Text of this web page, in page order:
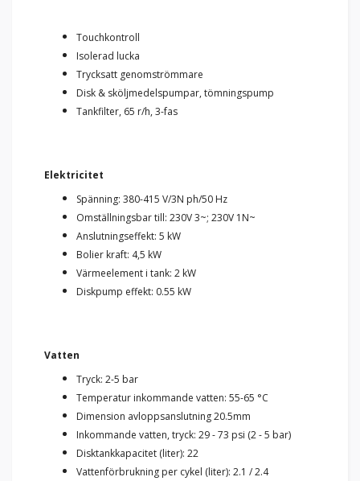
Touchkontroll
Isolerad lucka
Trycksatt genomströmmare
Disk & sköljmedelspumpar, tömningspump
Tankfilter, 65 r/h, 3-fas
Elektricitet
Spänning: 380-415 V/3N ph/50 Hz
Omställningsbar till: 230V 3~; 230V 1N~
Anslutningseffekt: 5 kW
Bolier kraft: 4,5 kW
Värmeelement i tank: 2 kW
Diskpump effekt: 0.55 kW
Vatten
Tryck: 2-5 bar
Temperatur inkommande vatten: 55-65 °C
Dimension avloppsanslutning 20.5mm
Inkommande vatten, tryck: 29 - 73 psi (2 - 5 bar)
Disktankkapacitet (liter): 22
Vattenförbrukning per cykel (liter): 2.1 / 2.4